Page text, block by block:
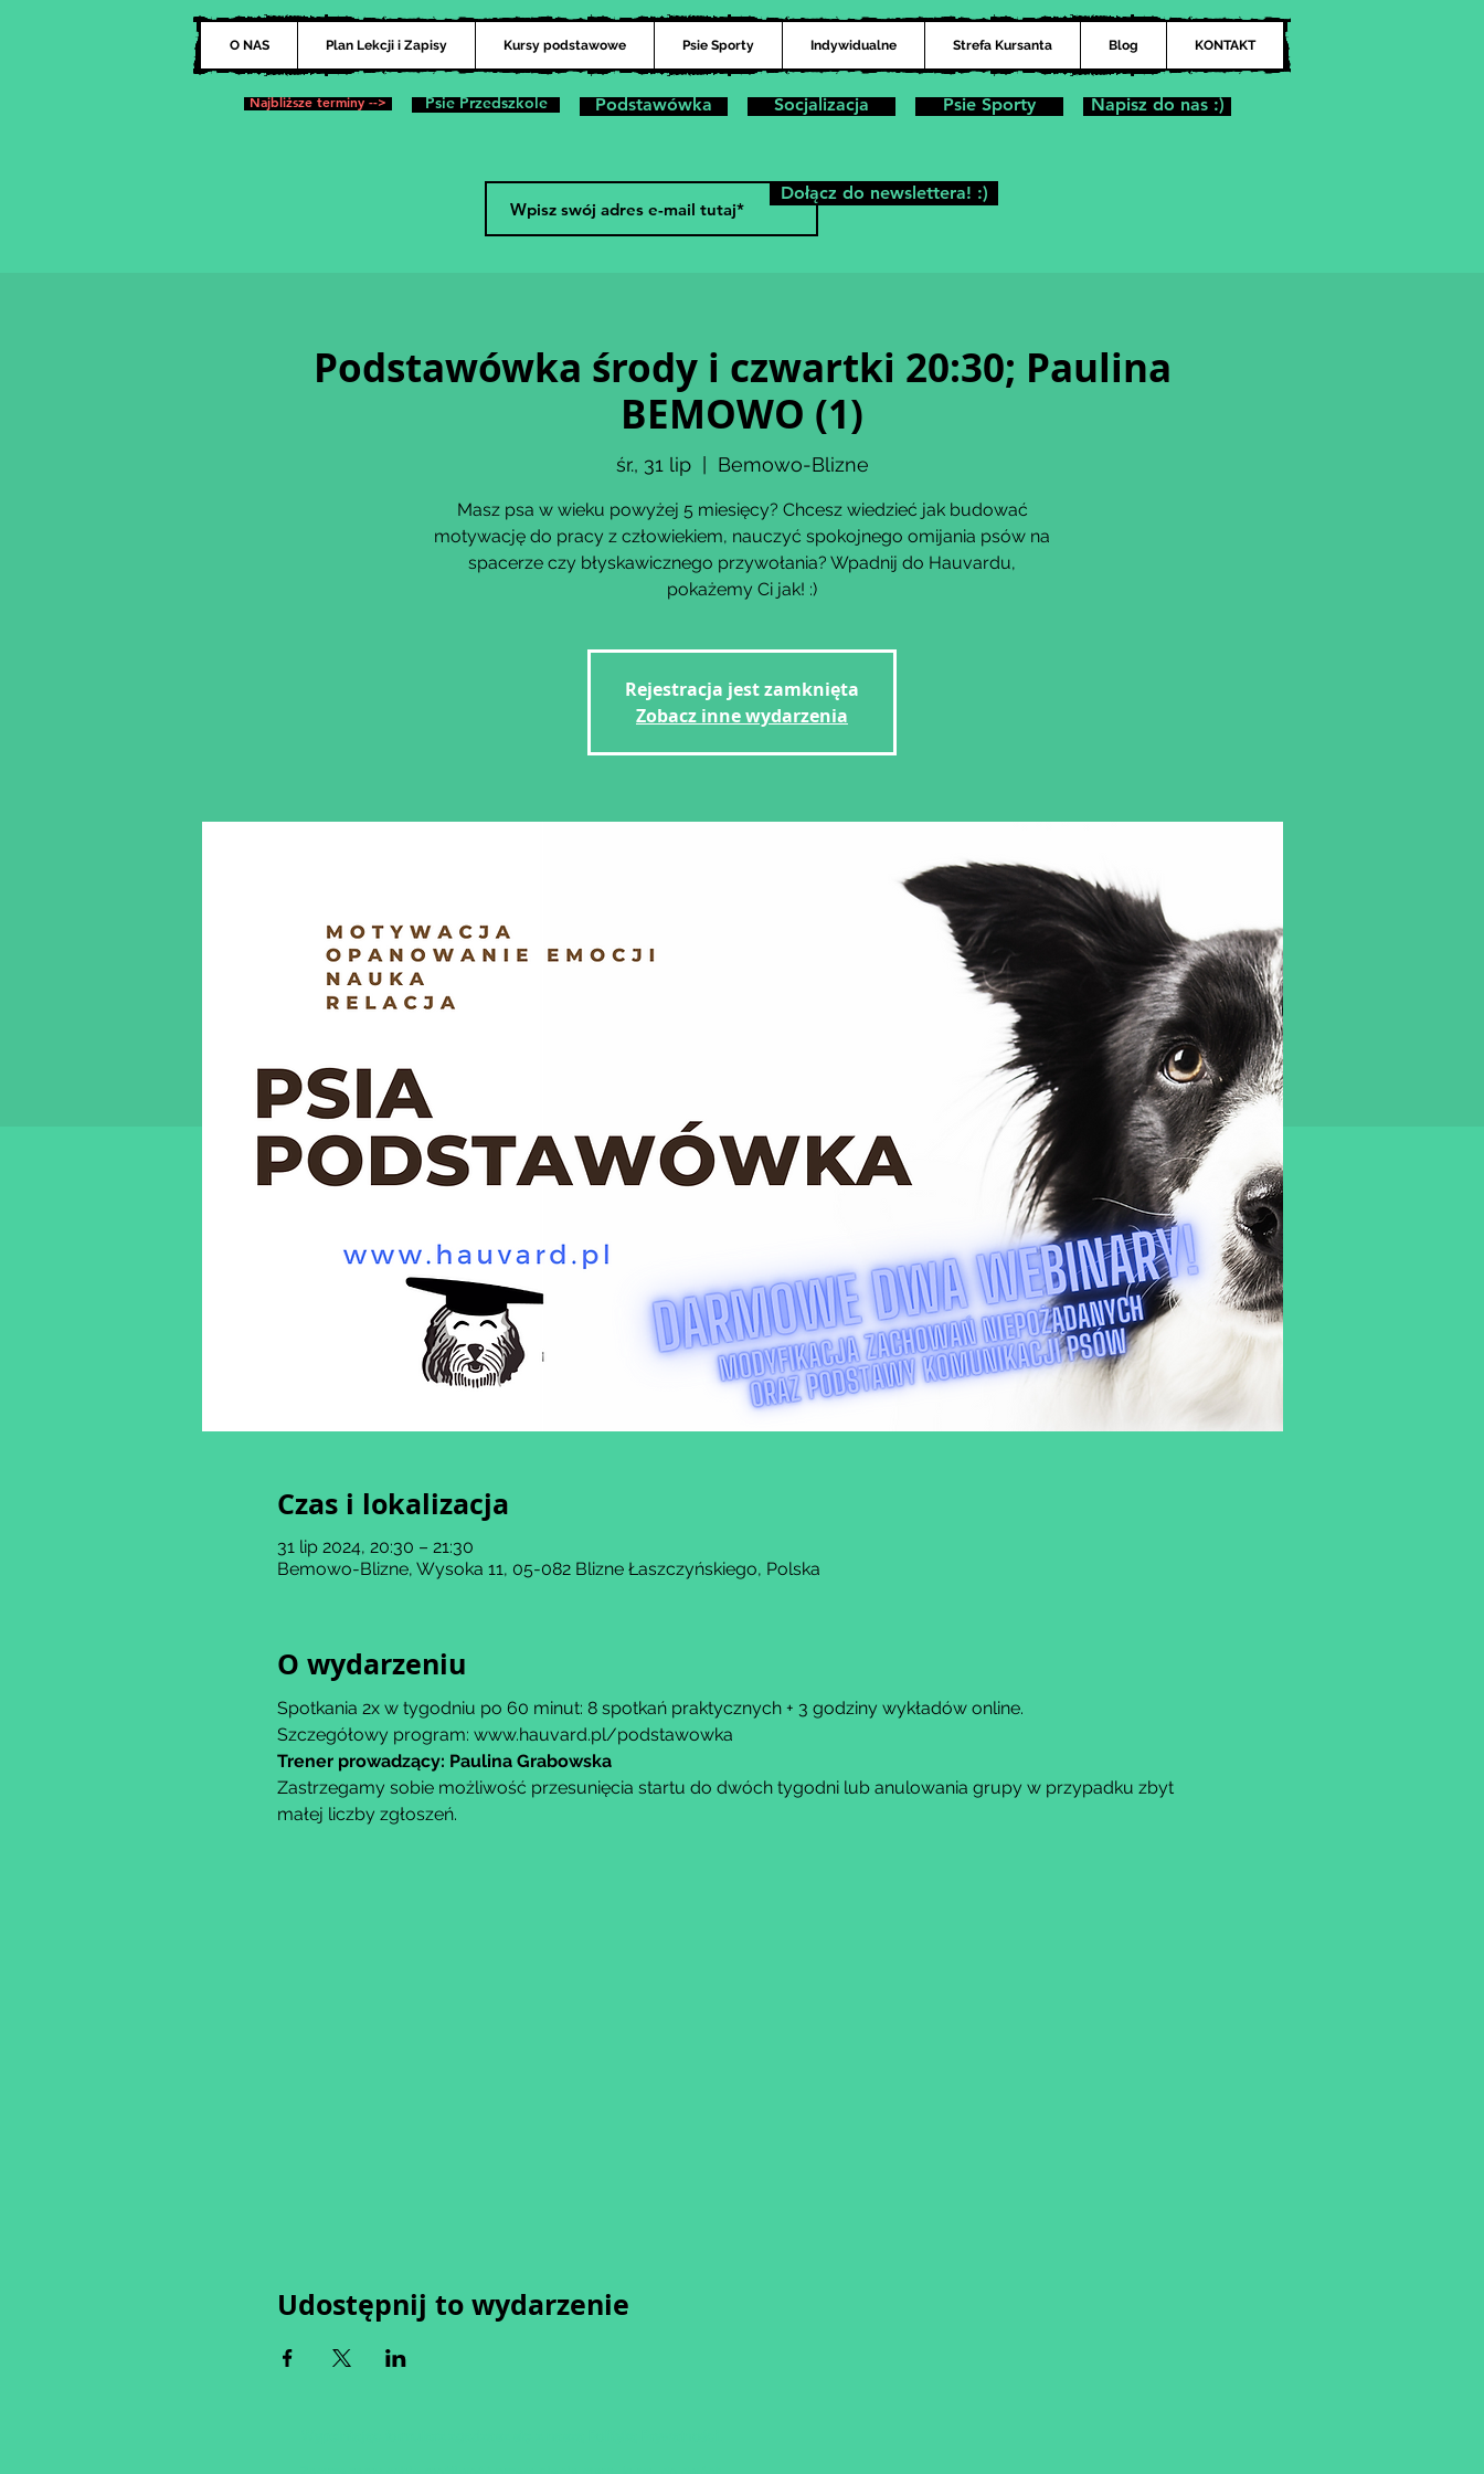
O NAS Plan Lekcji i Zapisy Kursy podstawowe Psie Sporty Indywidualne Strefa Kursanta Blog KONTAKT
Najbliższe terminy --> Psie Przedszkole Podstawówka Socjalizacja Psie Sporty Napisz do nas :)
Podstawówka środy i czwartki 20:30; Paulina
BEMOWO (1)
śr., 31 lip
  |
Bemowo-Blizne
Masz psa w wieku powyżej 5 miesięcy? Chcesz wiedzieć jak budować
motywację do pracy z człowiekiem, nauczyć spokojnego omijania psów na
spacerze czy błyskawicznego przywołania? Wpadnij do Hauvardu,
Rejestracja jest zamknięta
Zobacz inne wydarzenia
Czas i lokalizacja
31 lip 2024, 20:30 – 21:30
Bemowo-Blizne, Wysoka 11, 05-082 Blizne Łaszczyńskiego, Polska
O wydarzeniu
Spotkania 2x w tygodniu po 60 minut: 8 spotkań praktycznych + 3 godziny wykładów online.
Szczegółowy program: www.hauvard.pl/podstawowka
Trener prowadzący: Paulina Grabowska
Zastrzegamy sobie możliwość przesunięcia startu do dwóch tygodni lub anulowania grupy w przypadku zbyt
małej liczby zgłoszeń.
Udostępnij to wydarzenie
Dołącz do newslettera! :)